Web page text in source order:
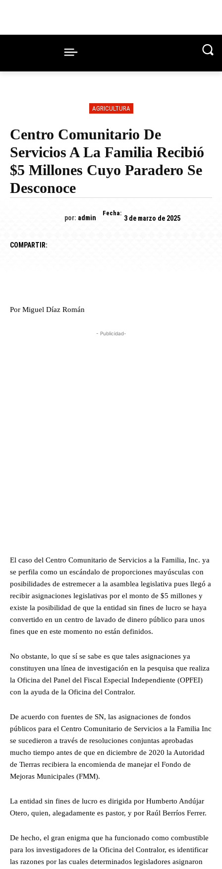
AGRICULTURA
Centro Comunitario De
Servicios A La Familia Recibió
$5 Millones Cuyo Paradero Se
Desconoce
por: admin
Fecha:
3 de marzo de 2025
COMPARTIR:
Por Miguel Díaz Román
- Publicidad-
El caso del Centro Comunitario de Servicios a la Familia, Inc. ya
se perfila como un escándalo de proporciones mayúsculas con
posibilidades de estremecer a la asamblea legislativa pues llegó a
recibir asignaciones legislativas por el monto de $5 millones y
existe la posibilidad de que la entidad sin fines de lucro se haya
convertido en un centro de lavado de dinero público para unos
fines que en este momento no están definidos.
No obstante, lo que sí se sabe es que tales asignaciones ya
constituyen una línea de investigación en la pesquisa que realiza
la Oficina del Panel del Fiscal Especial Independiente (OPFEI)
con la ayuda de la Oficina del Contralor.
De acuerdo con fuentes de SN, las asignaciones de fondos
públicos para el Centro Comunitario de Servicios a la Familia Inc
se sucedieron a través de resoluciones conjuntas aprobadas
mucho tiempo antes de que en diciembre de 2020 la Autoridad
de Tierras recibiera la encomienda de manejar el Fondo de
Mejoras Municipales (FMM).
La entidad sin fines de lucro es dirigida por Humberto Andújar
Otero, quien, alegadamente es pastor, y por Raúl Berríos Ferrer.
De hecho, el gran enigma que ha funcionado como combustible
para los investigadores de la Oficina del Contralor, es identificar
las razones por las cuales determinados legisladores asignaron